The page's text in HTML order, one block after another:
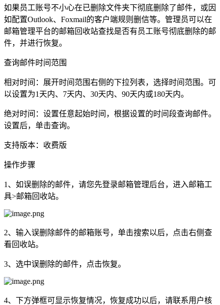
如果员工账号不小心在已删除文件夹下彻底删除了邮件，或因
如配置Outlook、Foxmail的客户端规则删信等。管理员可以在
邮箱管理平台的邮箱回收站查找是否有员工账号彻底删除的邮
件，并进行恢复。
查询邮件时间范围
相对时间：展开时间范围右侧的下拉列表，选择时间范围。可
以设置为1天内、7天内、30天内、90天内或180天内。
绝对时间：设置任意起始时间，根据设置的时间段查询邮件。
设置后，单击查询。
支持版本：收费版
操作步骤
1、如误删除的邮件，请您先登录邮箱管理后台，进入邮箱工
具>邮箱回收站。
2、输入误删除邮件的邮箱账号，单击搜索以后，点击右侧查
看回收站。
3、选中误删除的邮件，点击恢复。
4、下方弹框可显示恢复情况，恢复成功以后，请联系用户核